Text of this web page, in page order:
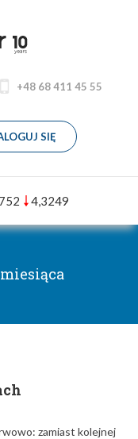
+48 68 411 45 55
SIĘ
4,3249
zamiast kolejnej